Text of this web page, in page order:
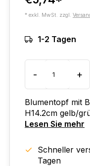
* exkl. MwSt. zzgl.
1-2 Tagen
- +
Blumentopf mit
H14.2cm gelb/
Lesen Sie mehr
Schneller
Tagen